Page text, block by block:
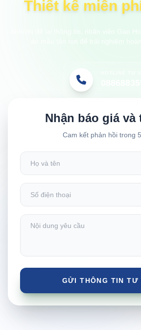
Thiết kế miễn
Nhận báo giá và
Cam kết phản hồi trong